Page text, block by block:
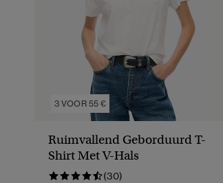
3 VOOR 55 €
Ruimvallend Geborduurd T-
Shirt Met V-Hals
(30)